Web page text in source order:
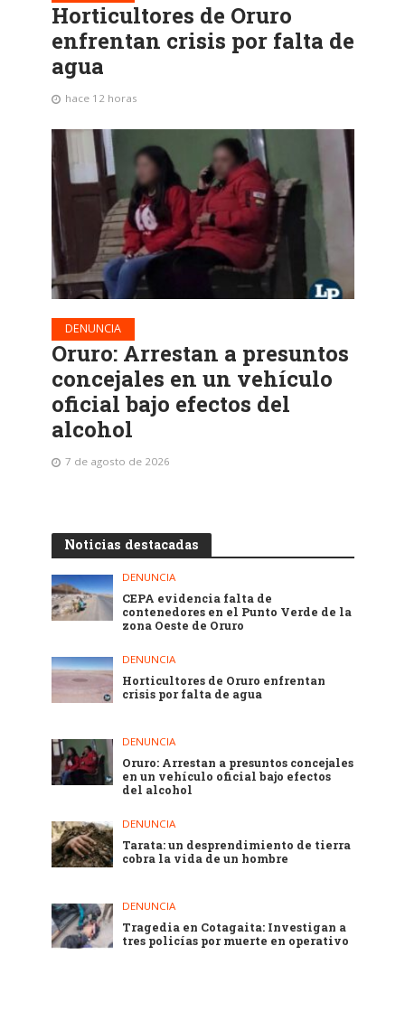
Horticultores de Oruro
enfrentan crisis por falta de
agua
hace 12 horas
DENUNCIA
Oruro: Arrestan a presuntos
concejales en un vehículo
oficial bajo efectos del
alcohol
7 de agosto de 2026
Noticias destacadas
DENUNCIA
CEPA evidencia falta de
contenedores en el Punto Verde de la
zona Oeste de Oruro
DENUNCIA
Horticultores de Oruro enfrentan
crisis por falta de agua
DENUNCIA
Oruro: Arrestan a presuntos concejales
en un vehículo oficial bajo efectos
del alcohol
DENUNCIA
Tarata: un desprendimiento de tierra
cobra la vida de un hombre
DENUNCIA
Tragedia en Cotagaita: Investigan a
tres policías por muerte en operativo